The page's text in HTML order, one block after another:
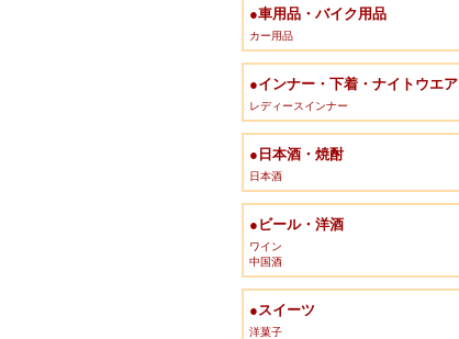
●車用品・バイク用品
カー用品
●インナー・下着・ナイトウエア
レディースインナー
●日本酒・焼酎
日本酒
●ビール・洋酒
ワイン
中国酒
●スイーツ
洋菓子